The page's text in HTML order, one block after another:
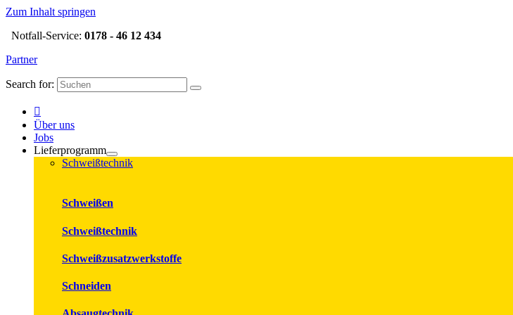
Zum Inhalt springen
Notfall-Service: 0178 - 46 12 434
Partner
Search for:
Über uns
Jobs
Lieferprogramm
Schweißtechnik
Schweißen
Schweißtechnik
Schweißzusatzwerkstoffe
Schneiden